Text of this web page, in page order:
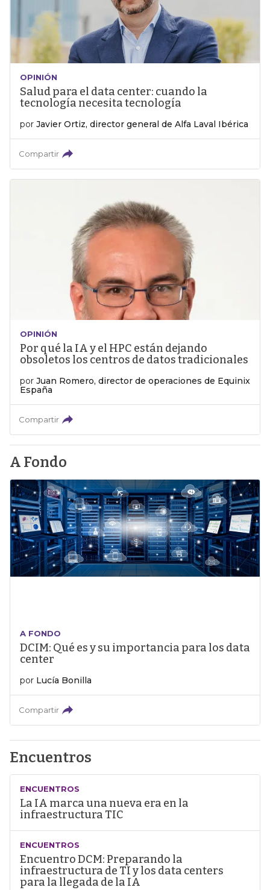
OPINIÓN
Salud para el data center: cuando la
tecnología necesita tecnología
por Javier Ortiz, director general de Alfa Laval Ibérica
Compartir
OPINIÓN
Por qué la IA y el HPC están dejando
obsoletos los centros de datos tradicionales
por Juan Romero, director de operaciones de Equinix
España
Compartir
A Fondo
A FONDO
DCIM: Qué es y su importancia para los data
center
por Lucía Bonilla
Compartir
Encuentros
ENCUENTROS
La IA marca una nueva era en la
infraestructura TIC
ENCUENTROS
Encuentro DCM: Preparando la
infraestructura de TI y los data centers
para la llegada de la IA